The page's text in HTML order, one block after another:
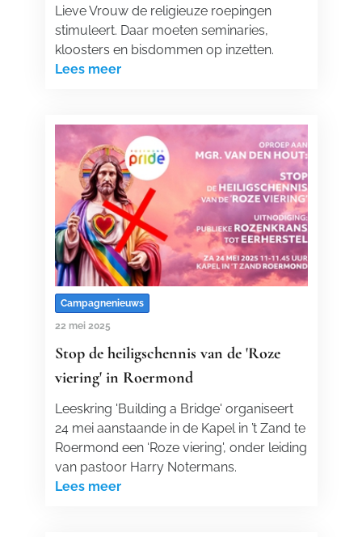
Lieve Vrouw de religieuze roepingen
stimuleert. Daar moeten seminaries,
kloosters en bisdommen op inzetten.
Lees meer
Campagnenieuws
22 mei 2025
Stop de heiligschennis van de 'Roze
viering' in Roermond
Leeskring 'Building a Bridge ' organiseert
24 mei aanstaande in de Kapel in ’t Zand te
Roermond een ‘Roze viering', onder leiding
van pastoor Harry Notermans.
Lees meer